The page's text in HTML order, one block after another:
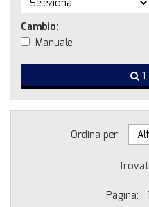
Cambio:
Manuale
Ordina per:
Trovati
Pagina: